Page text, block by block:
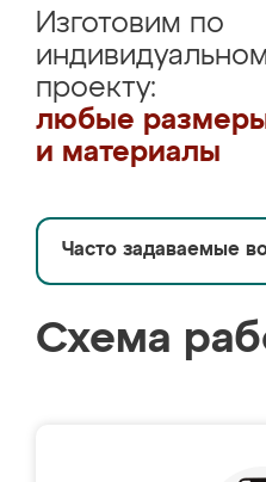
Изготовим по
проекту:
любые
и материалы
Часто задаваемые
Схема